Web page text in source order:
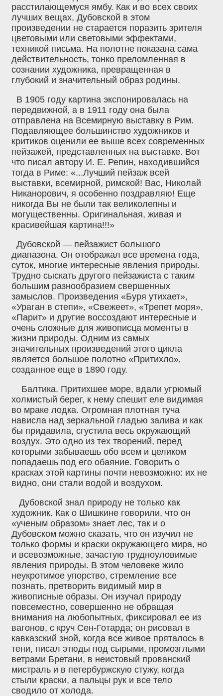
расстилающемуся ямбу. Как и во всех своих
лучших вещах, Дубовской в этом
произведении не старается поразить зрителя
цветовыми или световыми эффектами,
техникой письма. На полотне показана сама
действительность, тонко преломленная в
сознании художника, превращенная в
глубокий и значительный образ родины.
В 1905 году картина экспонировалась на
передвижной‚ а в 1911 году она была
отправлена на Всемирную выставку в Рим.
Подавляющее большинство художников и
критиков оценили ее выше всех современных
пейзажей, представленных на выставке. Вот
что писал автору И. Е. Репин, находившийся
тогда в Риме: «...Лучший пейзаж всей
выставки, всемирной, римской! Вас, Николай
Никанорович, я особенно поздравляю! Еще
никогда Вы не были так великолепны и
могущественны. Оригинальная, живая и
красивейшая картина!!!»
Дубовской — пейзажист большого
диапазона. Он отображал все времена года,
суток, многие интересные явления природы.
Трудно сыскать другого пейзажиста с таким
большим разнообразием свершенных
замыслов. Произведения «Буря утихает»,
«Ураган в степи», «Свежеет», «Трепет моря»,
«Парит» и другие воссоздают интересные и
очень сложные для живописца моменты в
жизни природы. Одним из самых
значительных произведений этого цикла
является большое полотно «Притихло»‚
созданное еще в 1890 году.
Балтика. Притихшее море, вдали угрюмый
холмистый берег, к нему спешит еле видимая
во мраке лодка. Огромная плотная туча
нависла над зеркальной гладью залива и как
бы придавила, сгустила весь окружающий
воздух. Это одно из тех творений, перед
которыми забываешь обо всем и целиком
попадаешь под его обаяние. Говорить о
красках этой картины почти невозможно: их не
видно, они стали водой и воздухом.
Дубовской знал природу не только как
художник. Как о Шишкине говорили, что он
«ученым образом» знает лес, так и о
Дубовском можно сказать, что он изучил не
только формы и краски окружающего мира, но
и всевозможные, зачастую трудноуловимые
явления природы. В этом человеке жило
неукротимое упорство, стремление все
познать, претворить видимый мир в
живописные образы. Он изучал природу
повсеместно, совершенно не обращая
внимания на любопытных, фиксировал ее из
вагонов, с круч Сен-Готарда; он рисовал в
кавказский зной, когда все живое пряталось в
тени, писал этюды под сырыми, промозглыми
ветрами Бретани, в неистовый прованский
мистраль и в петербуржскую стужу, когда
стыли краски, а пальцы рук и все тело
сводило от холода.